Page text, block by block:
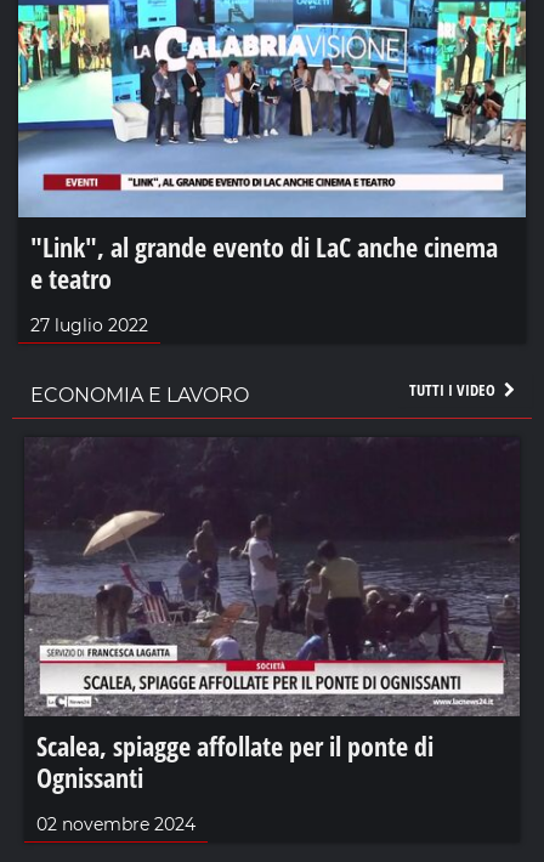
"Link", al grande evento di LaC anche cinema
e teatro
27 luglio 2022
TUTTI I VIDEO
ECONOMIA E LAVORO
Scalea, spiagge affollate per il ponte di
Ognissanti
02 novembre 2024